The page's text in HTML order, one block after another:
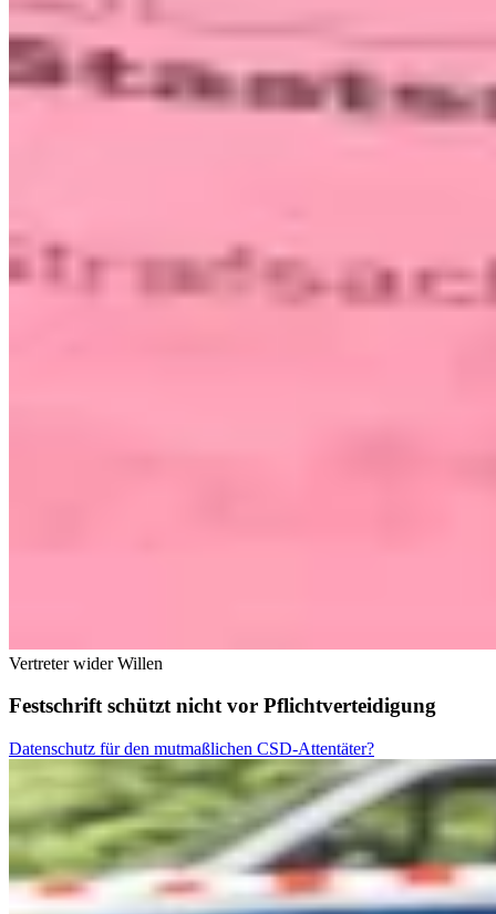
Vertreter wider Willen
Festschrift schützt nicht vor Pflichtverteidigung
Datenschutz für den mutmaßlichen CSD-Attentäter?